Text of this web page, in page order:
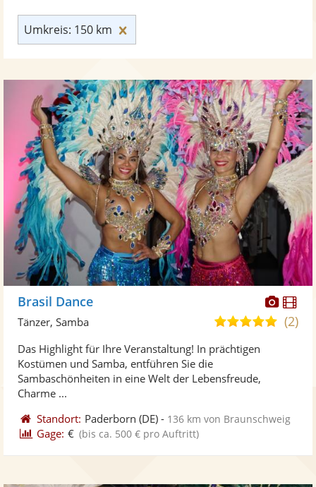
Umkreis: 150 km
Brasil Dance
5,0(2)
Tänzer, Samba
Das Highlight für Ihre Veranstaltung! In prächtigen
Kostümen und Samba, entführen Sie die
Sambaschönheiten in eine Welt der Lebensfreude,
Charme ...
Standort: Paderborn (DE) - 136 km von Braunschweig
Gage: € (bis ca. 500 € pro Auftritt)